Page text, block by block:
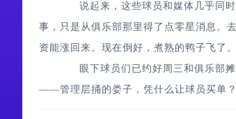
说起来，这些球员和媒体几乎同时
事，只是从俱乐部那里得了点零星消息。
资能涨回来。现在倒好，煮熟的鸭子飞了。
眼下球员们已约好周三和俱乐部摊
——管理层捅的娄子，凭什么让球员买单